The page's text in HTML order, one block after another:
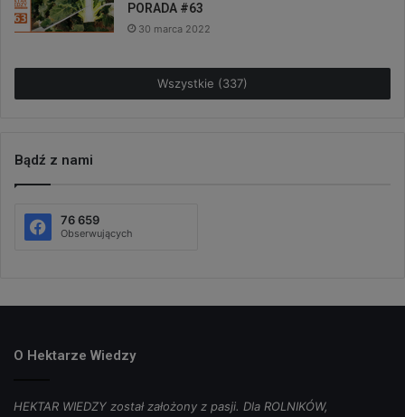
PORADA #63
30 marca 2022
Wszystkie (337)
Bądź z nami
76 659
Obserwujących
O Hektarze Wiedzy
HEKTAR WIEDZY został założony z pasji. Dla ROLNIKÓW,